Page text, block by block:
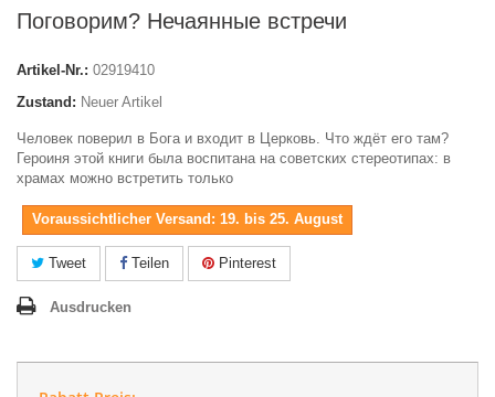
Поговорим? Нечаянные встречи
Artikel-Nr.: 02919410
Zustand: Neuer Artikel
Человек поверил в Бога и входит в Церковь. Что ждёт его там?
Героиня этой книги была воспитана на советских стереотипах: в
храмах можно встретить только
Voraussichtlicher Versand: 19. bis 25. August
Tweet Teilen Pinterest
Ausdrucken